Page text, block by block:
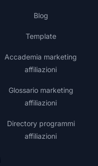
Blog
Template
Accademia marketing
affiliazioni
Glossario marketing
affiliazioni
Directory programmi
affiliazioni